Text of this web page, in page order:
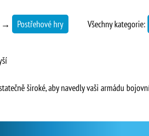
→ Postřehové hry Všechny kategorie:
široké, aby navedly vaši armádu